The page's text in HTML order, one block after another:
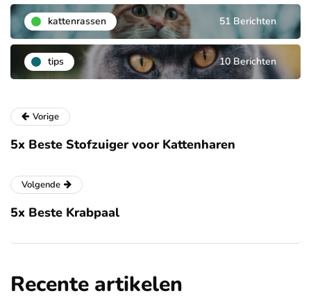
kattenrassen 51 Berichten
tips 10 Berichten
Vorige
5x Beste Stofzuiger voor Kattenharen
Volgende
5x Beste Krabpaal
Recente artikelen